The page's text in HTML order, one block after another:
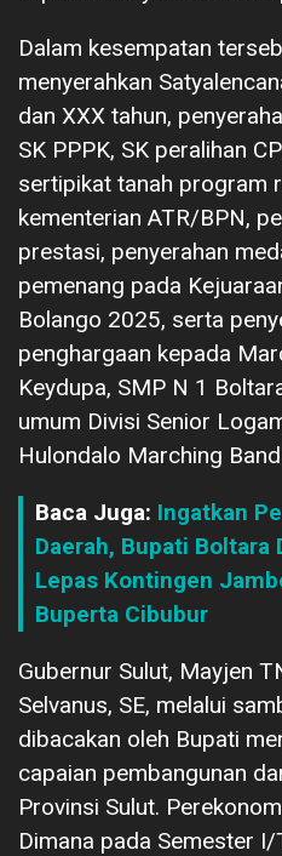
Dalam kesempatan
menyerahkan
dan XXX tahun,
SK PPPK, SK peralihan
sertipikat tanah program
kementerian ATR/BPN,
prestasi, penyerahan
pemenang pada
Bolango 2025, serta
penghargaan kepada
Keydupa, SMP N 1
umum Divisi Senior
Hulondalo Marching
Baca Juga: Ingatkan
Daerah, Bupati Boltara
Lepas Kontingen
Buperta Cibubur
Gubernur Sulut, Mayjen
Selvanus, SE, melalui
dibacakan oleh Bupati
capaian pembangunan
Provinsi Sulut.
Dimana pada Semester